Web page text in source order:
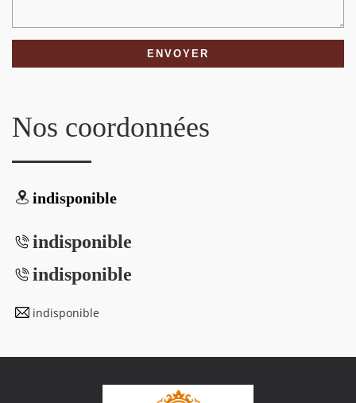
Nos coordonnées
indisponible
indisponible
indisponible
indisponible